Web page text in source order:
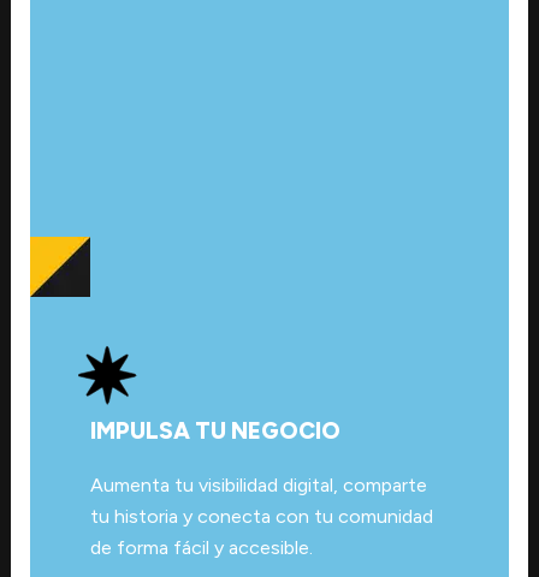
IMPULSA TU NEGOCIO
Aumenta tu visibilidad digital, comparte
tu historia y conecta con tu comunidad
de forma fácil y accesible.